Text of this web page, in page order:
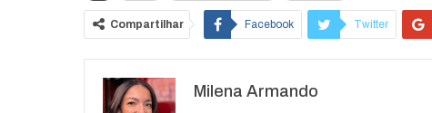
Compartilhar Facebook Twitter
Milena Armando